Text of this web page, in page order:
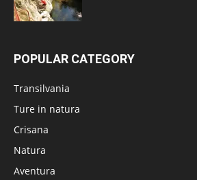
POPULAR CATEGORY
Transilvania
Ture in natura
Crisana
Natura
Aventura